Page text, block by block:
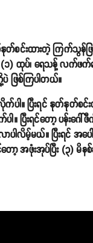
တ်စင်းထားတဲ့ ကြက်သွန်
၁) ထုပ်၊ ရေသန့် လက်ဖက်ရ
ဖြစ်ကြပါတယ်။
။ ပြီးရင် နုတ်နုတ်စင်
ပြီးရင်တော့ ပန်းဂေါ်
ာပါလိမ့်မယ်။ ပြီးရင် အ
ာ့ အဖုံးအုပ်ပြီး (၃) မိန